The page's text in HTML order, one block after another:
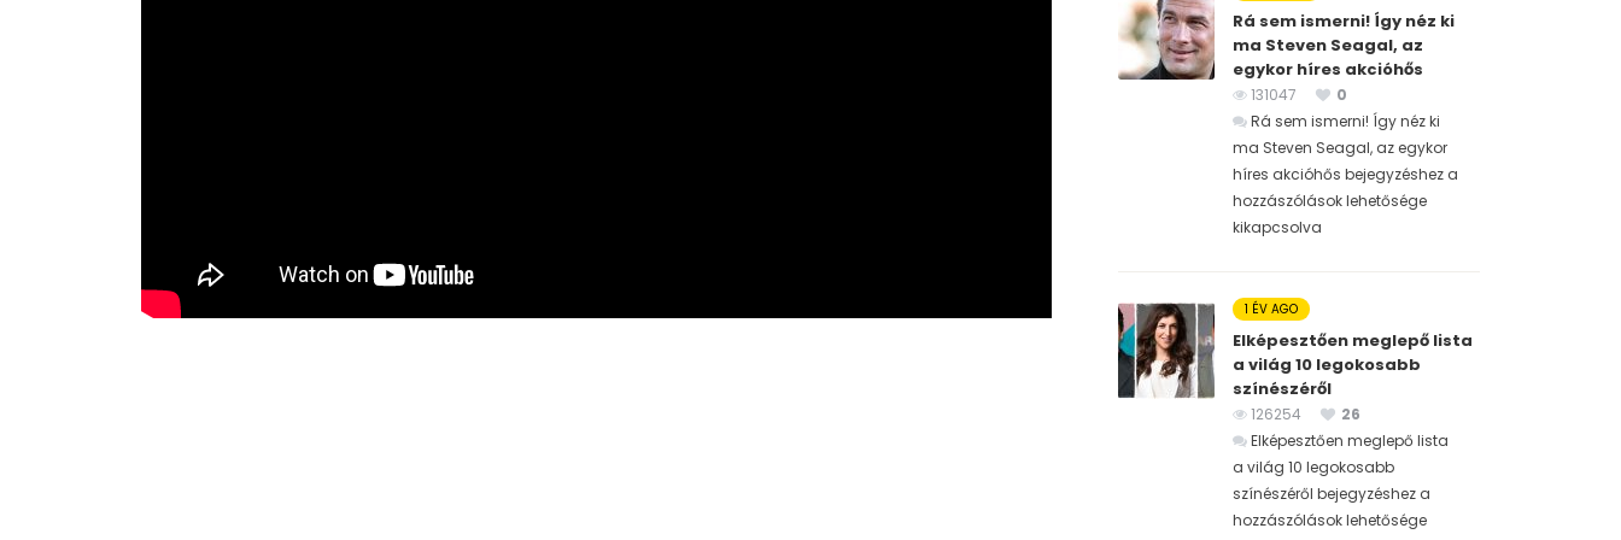
Rá sem ismerni! Így néz ki
ma Steven Seagal, az
egykor híres akcióhős
131047
0
Rá sem ismerni! Így néz ki
ma Steven Seagal, az egykor
híres akcióhős bejegyzéshez a
hozzászólások lehetősége
kikapcsolva
1 ÉV AGO
Elképesztően meglepő lista
a világ 10 legokosabb
színészéről
126254
26
Elképesztően meglepő lista
a világ 10 legokosabb
színészéről bejegyzéshez a
hozzászólások lehetősége